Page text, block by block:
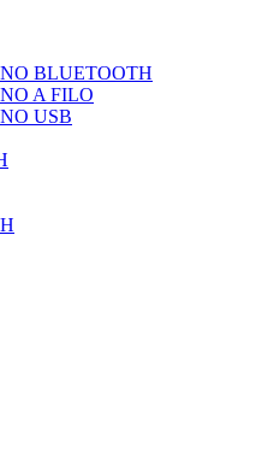
BLUETOOTH
A FILO
USB